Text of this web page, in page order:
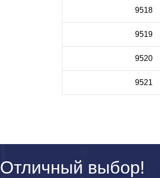
9518
9519
9520
9521
Отличный выбор!